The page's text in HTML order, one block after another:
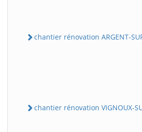
chantier rénovation ARGENT-
chantier rénovation VIGNOUX-